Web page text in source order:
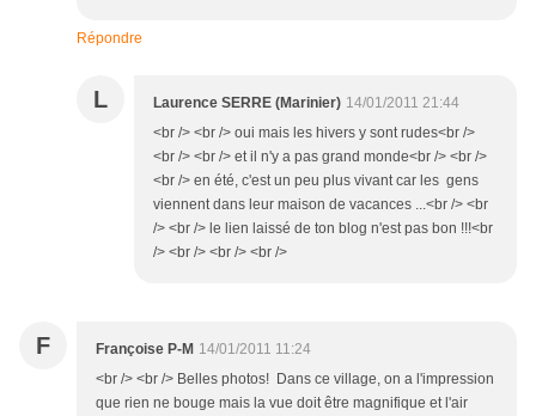
Répondre
L Laurence SERRE (Marinier) 14/01/2011 21:44
<br /> <br /> oui mais les hivers y sont rudes<br />
<br /> <br /> et il n'y a pas grand monde<br /> <br />
<br /> en été, c'est un peu plus vivant car les gens
viennent dans leur maison de vacances ...<br /> <br
/> <br /> le lien laissé de ton blog n'est pas bon !!!<br
/> <br /> <br /> <br />
F Françoise P-M 14/01/2011 11:24
<br /> <br /> Belles photos! Dans ce village, on a l'impression
que rien ne bouge mais la vue doit être magnifique et l'air